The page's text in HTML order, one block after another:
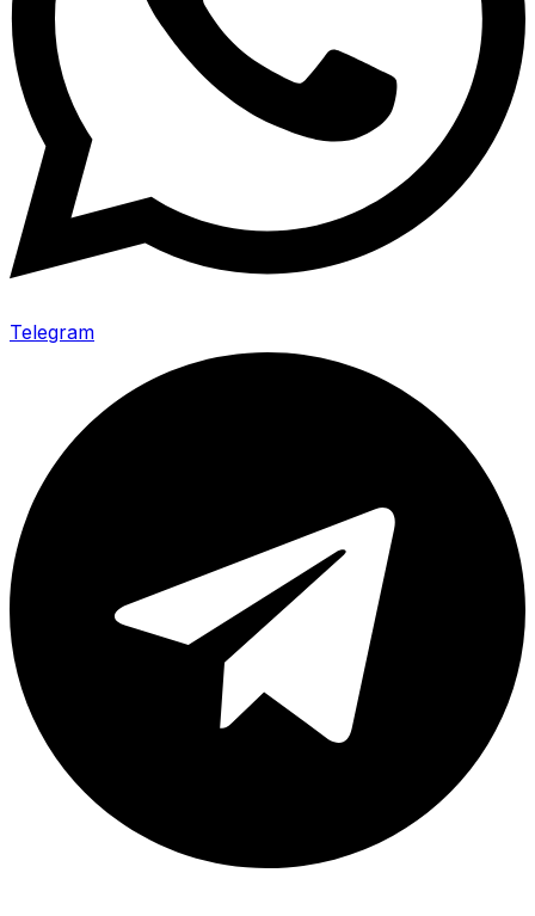
Telegram